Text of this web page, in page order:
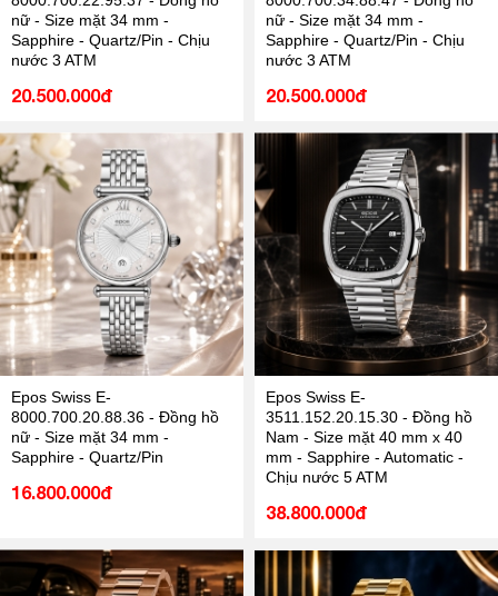
nữ - Size mặt 34 mm -
Sapphire - Quartz/Pin - Chịu
nước 3 ATM
20.500.000đ
nữ - Size mặt 34 mm -
Sapphire - Quartz/Pin - Chịu
nước 3 ATM
20.500.000đ
Epos Swiss E-
8000.700.20.88.36 - Đồng hồ
nữ - Size mặt 34 mm -
Sapphire - Quartz/Pin
16.800.000đ
Epos Swiss E-
3511.152.20.15.30 - Đồng hồ
Nam - Size mặt 40 mm x 40
mm - Sapphire - Automatic -
Chịu nước 5 ATM
38.800.000đ